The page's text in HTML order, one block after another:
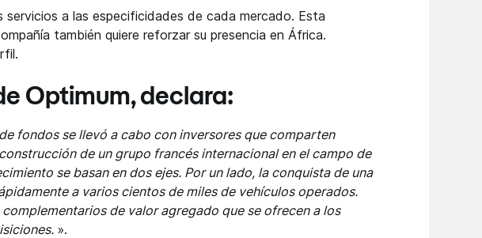
a las especificidades de cada mercado. Esta
también quiere reforzar su presencia en África.
Optimum, declara:
fondos se llevó a cabo con inversores que comparten
de un grupo francés internacional en el campo de
se basan en dos ejes. Por un lado, la conquista de una
a varios cientos de miles de vehículos operados.
de valor agregado que se ofrecen a los
».